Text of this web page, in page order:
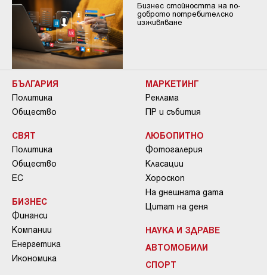
Бизнес стойността на по-
доброто потребителско
изживяване
БЪЛГАРИЯ
Политика
Общество
СВЯТ
Политика
Общество
ЕС
БИЗНЕС
Финанси
Компании
Енергетика
Икономика
МАРКЕТИНГ
Реклама
ПР и събития
ЛЮБОПИТНО
Фотогалерия
Класации
Хороскоп
На днешната дата
Цитат на деня
НАУКА И ЗДРАВЕ
АВТОМОБИЛИ
СПОРТ